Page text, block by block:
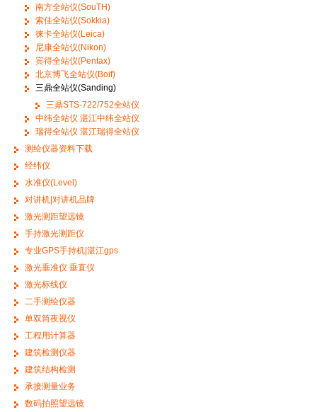
南方全站仪(SouTH)
索佳全站仪(Sokkia)
徕卡全站仪(Leica)
尼康全站仪(Nikon)
宾得全站仪(Pentax)
北京博飞全站仪(Boif)
三鼎全站仪(Sanding)
三鼎STS-722/752全站仪
中纬全站仪 湛江中纬全站仪
瑞得全站仪 湛江瑞得全站仪
测绘仪器资料下载
经纬仪
水准仪(Level)
对讲机|对讲机品牌
激光测距望远镜
手持激光测距仪
专业GPS手持机|湛江gps
激光垂准仪 垂直仪
激光标线仪
二手测绘仪器
单双筒夜视仪
工程用计算器
建筑检测仪器
建筑结构检测
承接测量业务
数码拍照望远镜